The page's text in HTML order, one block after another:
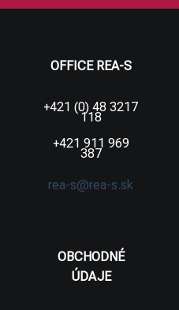
OFFICE REA-S
+421 (0) 48 3217
118
+421 911 969
387
rea-s@rea-s.sk
OBCHODNÉ
ÚDAJE